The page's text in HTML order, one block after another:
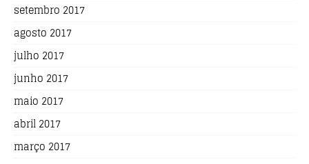
setembro 2017
agosto 2017
julho 2017
junho 2017
maio 2017
abril 2017
março 2017